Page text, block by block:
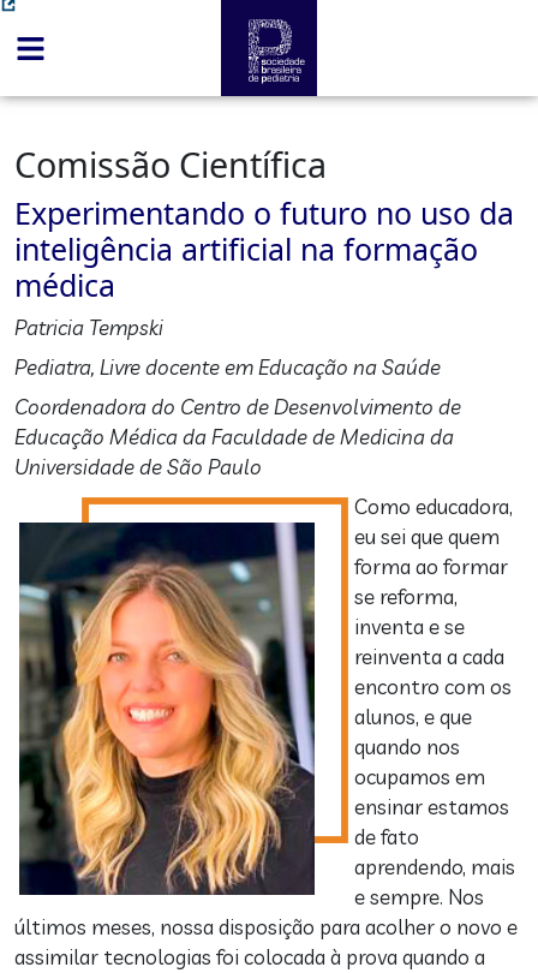
Comissão Científica
Experimentando o futuro no uso da
inteligência artificial na formação
médica
Patricia Tempski
Pediatra, Livre docente em Educação na Saúde
Coordenadora do Centro de Desenvolvimento de
Educação Médica da Faculdade de Medicina da
Universidade de São Paulo
Como educadora,
eu sei que quem
forma ao formar
se reforma,
inventa e se
reinventa a cada
encontro com os
alunos, e que
quando nos
ocupamos em
ensinar estamos
de fato
aprendendo, mais
e sempre. Nos
últimos meses, nossa disposição para acolher o novo e
assimilar tecnologias foi colocada à prova quando a